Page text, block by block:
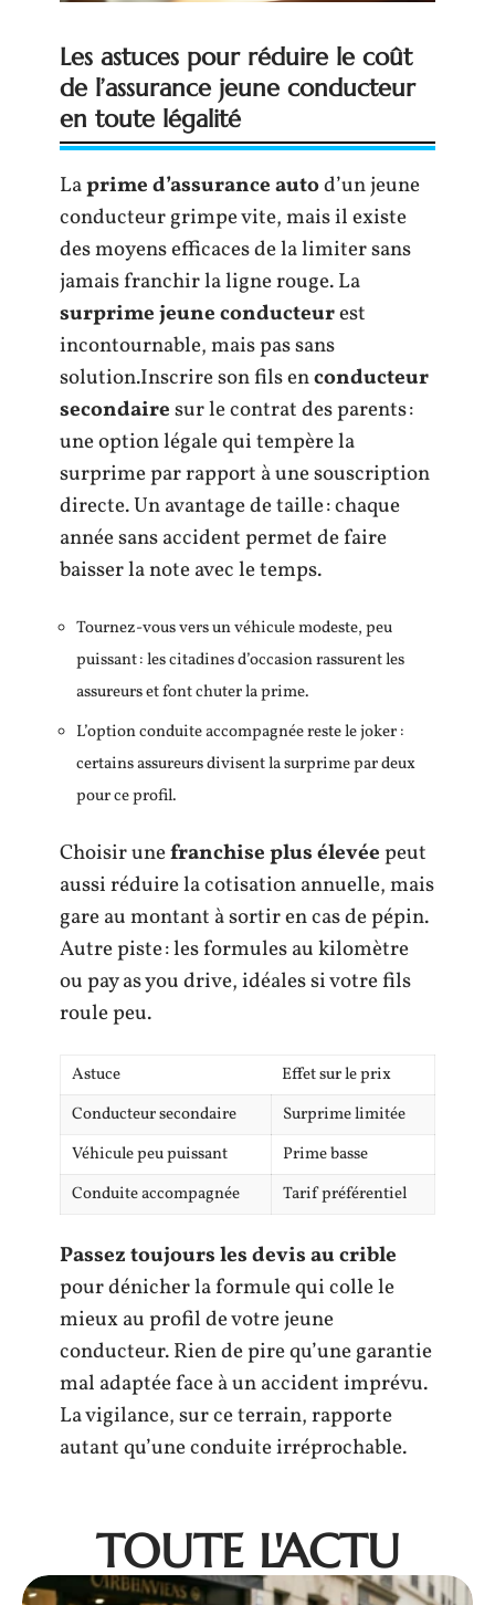
Les astuces pour réduire le coût
de l’assurance jeune conducteur
en toute légalité
Laprime d’assurance autod’un jeune
conducteur grimpe vite, mais il existe
des moyens efficaces de la limiter sans
jamais franchir la ligne rouge. La
surprime jeune conducteurest
incontournable, mais pas sans
solution.Inscrire son fils enconducteur
secondairesur le contrat des parents :
une option légale qui tempère la
surprime par rapport à une souscription
directe. Un avantage de taille : chaque
année sans accident permet de faire
baisser la note avec le temps.
Tournez-vous vers un véhicule modeste, peu
puissant : les citadines d’occasion rassurent les
assureurs et font chuter la prime.
L’option conduite accompagnée reste le joker :
certains assureurs divisent la surprime par deux
pour ce profil.
Choisir unefranchise plus élevéepeut
aussi réduire la cotisation annuelle, mais
gare au montant à sortir en cas de pépin.
Autre piste : les formules au kilomètre
ou pay as you drive, idéales si votre fils
roule peu.
Astuce
Effet sur le prix
Conducteur secondaire
Surprime limitée
Véhicule peu puissant
Prime basse
Conduite accompagnée
Tarif préférentiel
Passez toujours les devis au crible
pour dénicher la formule qui colle le
mieux au profil de votre jeune
conducteur. Rien de pire qu’une garantie
mal adaptée face à un accident imprévu.
La vigilance, sur ce terrain, rapporte
autant qu’une conduite irréprochable.
TOUTE L'ACTU